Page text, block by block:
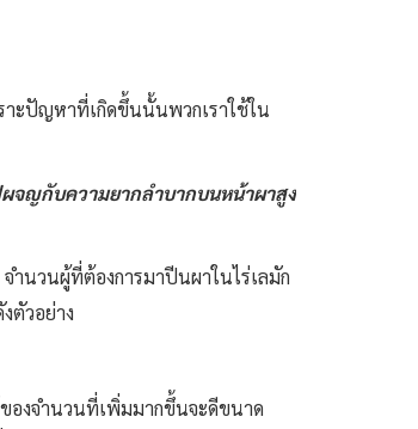
าะปัญหาที่เกิดขึ้นนั้นพวกเราใช้ใน
จญกับความยากลำบากบนหน้าผาสูง
นวนผู้ที่ต้องการมาปีนผาในไร่เลมัก
ตัวอย่าง
องจำนวนที่เพิ่มมากขึ้นจะดีขนาด